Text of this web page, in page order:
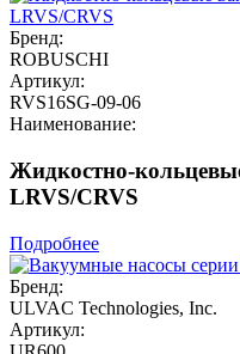
Бренд:
ROBUSCHI
Артикул:
RVS16SG-09-06
Наименование:
Жидкостно-
LRVS/CRVS
Подробнее
Бренд:
ULVAC Technologies, Inc.
Артикул: